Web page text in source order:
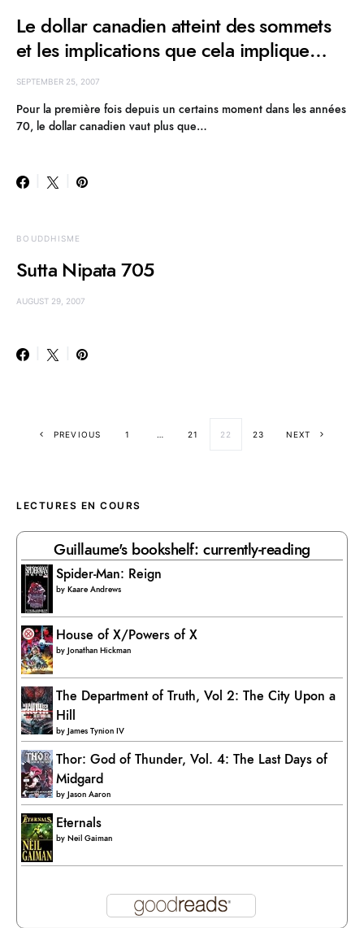
Le dollar canadien atteint des sommets
et les implications que cela implique…
SEPTEMBER 25, 2007
Pour la première fois depuis un certains moment dans les années
70, le dollar canadien vaut plus que…
BOUDDHISME
Sutta Nipata 705
AUGUST 29, 2007
Posts pagination
PREVIOUS 1 … 21 22 23 NEXT
LECTURES EN COURS
Guillaume's bookshelf: currently-reading
Spider-Man: Reign
by Kaare Andrews
House of X/Powers of X
byJonathan Hickman
The Department of Truth, Vol 2: The City Upon a
Hill
byJames Tynion IV
Thor: God of Thunder, Vol. 4: The Last Days of
Midgard
byJason Aaron
Eternals
by Neil Gaiman